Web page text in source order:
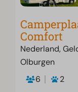
Comfort
Nederland,
Olburgen
6
2